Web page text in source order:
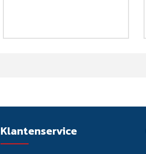
Klantenservice